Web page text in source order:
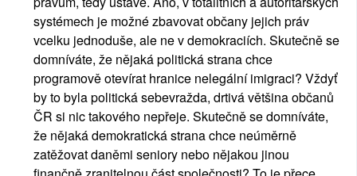
systémech je možné zbavovat občany jejich práv
vcelku jednoduše, ale ne v demokraciích. Skutečně se
domníváte, že nějaká politická strana chce
programově otevírat hranice nelegální imigraci? Vždyť
by to byla politická sebevražda, drtivá většina občanů
ČR si nic takového nepřeje. Skutečně se domníváte,
že nějaká demokratická strana chce neúměrně
zatěžovat daněmi seniory nebo nějakou jinou